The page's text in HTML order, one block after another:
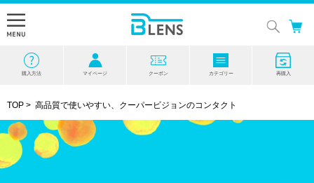
購入方法 マイページ クーポン カテゴリー 再購入
TOP > 高品質で使いやすい、クーパービジョンのコンタクト